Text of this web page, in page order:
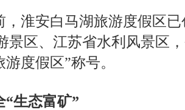
安白马湖旅游度假区已
景区、江苏省水利风景区
度假区”称号。
“生态富矿”